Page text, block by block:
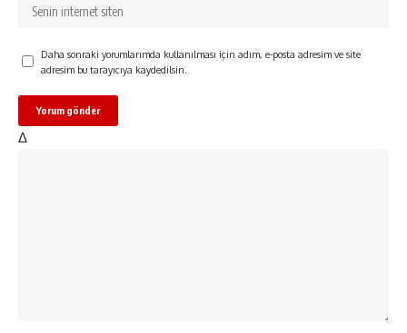
Daha sonraki yorumlarımda kullanılması için adım, e-posta adresim ve site
adresim bu tarayıcıya kaydedilsin.
Δ